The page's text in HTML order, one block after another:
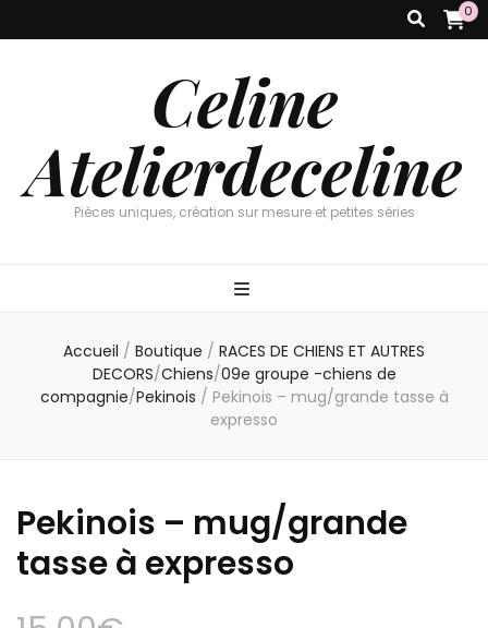
0
Celine
Atelierdeceline
Pièces uniques, création sur mesure et petites séries
Accueil / Boutique / RACES DE CHIENS ET AUTRES
DECORS/Chiens/09e groupe -chiens de
compagnie/Pekinois / Pekinois – mug/grande tasse à
expresso
Pekinois – mug/grande
tasse à expresso